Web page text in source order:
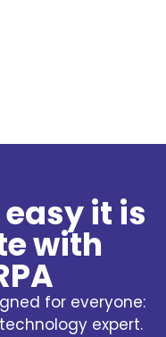
it is
with
for everyone:
expert.